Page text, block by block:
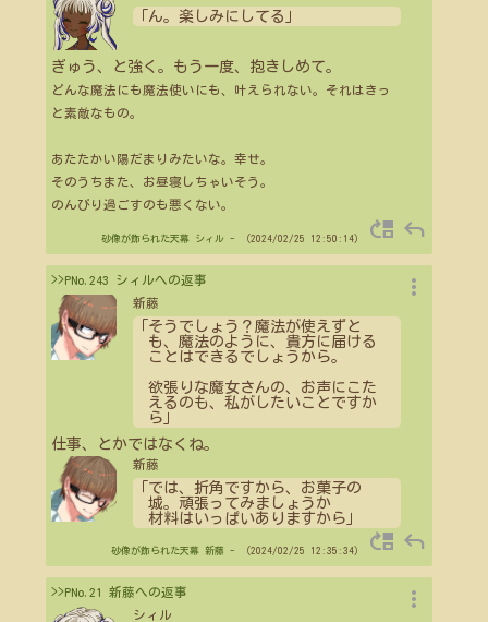
「ん。楽しみにしてる」
ぎゅう、と強く。もう一度、抱きしめて。
どんな魔法にも魔法使いにも、叶えられない。それはきっ
と素敵なもの。
あたたかい陽だまりみたいな。幸せ。
そのうちまた、お昼寝しちゃいそう。
のんびり過ごすのも悪くない。
砂像が飾られた天幕 シィル - （2024/02/25 12:50:14） move_up reply
>>PNo.243 シィルへの返事
新藤
「そうでしょう？魔法が使えずと
も、魔法のように、貴方に届ける
ことはできるでしょうから。
欲張りな魔女さんの、お声にこた
えるのも、私がしたいことですか
ら」
仕事、とかではなくね。
新藤
「では、折角ですから、お菓子の
城。頑張ってみましょうか
材料はいっぱいありますから」
more_vert
砂像が飾られた天幕 新藤 - （2024/02/25 12:35:34） move_up reply
>>PNo.21 新藤への返事
シィル
more_vert